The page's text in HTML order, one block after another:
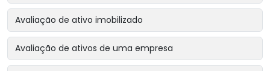
Avaliação de ativo imobilizado
Avaliação de ativos de uma empresa